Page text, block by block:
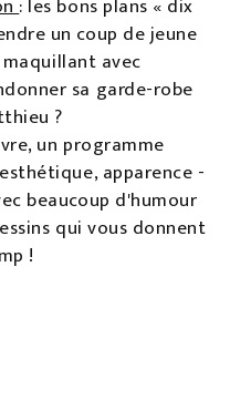
: les bons plans « dix
un coup de jeune
avec
sa garde-robe
?
un programme
apparence -
beaucoup d'humour
qui vous donnent
!